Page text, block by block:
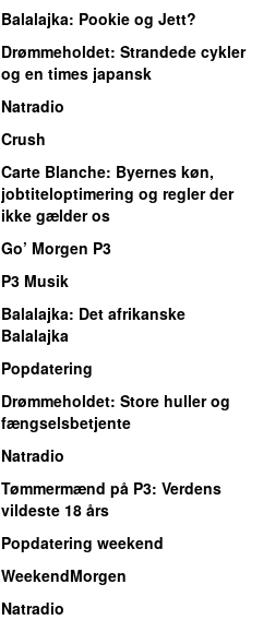
Balalajka: Pookie og Jett?
Drømmeholdet: Strandede cykler
og en times japansk
Natradio
Crush
Carte Blanche: Byernes køn,
jobtiteloptimering og regler der
ikke gælder os
Go’ Morgen P3
P3 Musik
Balalajka: Det afrikanske
Balalajka
Popdatering
Drømmeholdet: Store huller og
fængselsbetjente
Natradio
Tømmermænd på P3: Verdens
vildeste 18 års
Popdatering weekend
WeekendMorgen
Natradio